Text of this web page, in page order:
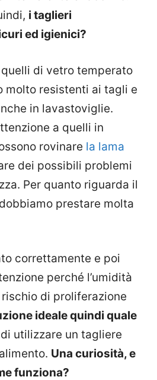
i taglieri
ed igienici?
di vetro temperato
molto resistenti ai tagli e
in lavastoviglie.
a quelli in
rovinare la lama
dei possibili problemi
Per quanto riguarda il
prestare molta
correttamente e poi
perché l’umidità
di proliferazione
ideale quindi quale
utilizzare un tagliere
Una curiosità, e
funziona?